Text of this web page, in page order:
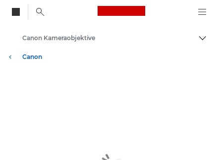
Canon Logo, back
Auf
Canon
Canon Kameraobjektive